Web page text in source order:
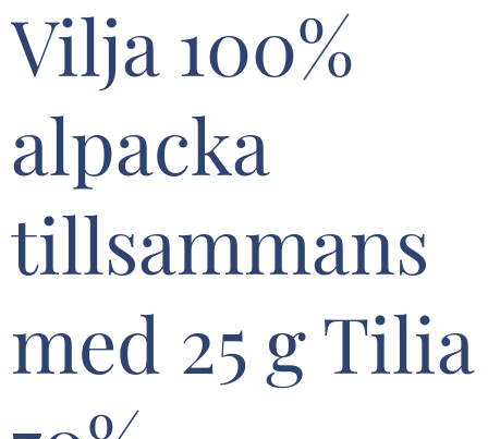
Vilja 100%
alpacka
tillsammans
med 25 g Tilia